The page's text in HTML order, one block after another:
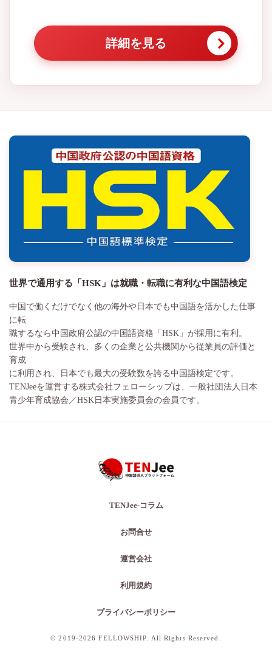
詳細を見る
世界で通用する「HSK」は就職・転職に有利な中国語検定
中国で働くだけでなく他の海外や日本でも中国語を活かした仕事
に転
職するなら中国政府公認の中国語資格「HSK」が採用に有利。
世界中から受験され、多くの企業と公共機関から従業員の評価と
育成
に利用され、日本でも最大の受験数を誇る中国語検定です。
TENJeeを運営する株式会社フェローシップは、一般社団法人日本
青少年育成協会／HSK日本実施委員会の会員です。
TENJee-コラム
お問合せ
運営会社
利用規約
プライバシーポリシー
© 2019-2026 FELLOWSHIP. All Rights Reserved.